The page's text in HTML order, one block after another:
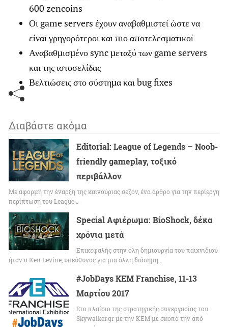
600 zencoins
Οι game servers έχουν αναβαθμιστεί ώστε να
είναι γρηγορότεροι και πιο αποτελεσματικοί
Αναβαθμισμένο sync μεταξύ των game servers
και της ιστοσελίδας
Βελτιώσεις στο σύστημα και bug fixes
Διαβάστε ακόμα
Editorial: League of Legends – Noob-
friendly gameplay, τοξικό
περιβάλλον
Με αφορμή την έναρξη της καινούριας σεζόν, ένα άρθρο για την περίεργη
περίπτωση του League…
Special Αφιέρωμα: BioShock, δέκα
χρόνια μετά
Επικεφαλής στην όλη δημιουργία του παιχνιδιού
ήταν ο Ken Levine, υπεύθυνος για μια άλλη διάσημη…
#JobDays KEM Franchise, 11-13
Μαρτίου 2017
Στο πλαίσιο της στρατηγικής συνεργασίας του
Skywalker.gr με την ΚΕΜ με σκοπό την από